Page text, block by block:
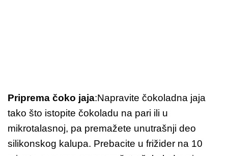
Priprema čoko jaja:Napravite čokoladna jaja
tako što istopite čokoladu na pari ili u
mikrotalasnoj, pa premažete unutrašnji deo
silikonskog kalupa. Prebacite u frižider na 10